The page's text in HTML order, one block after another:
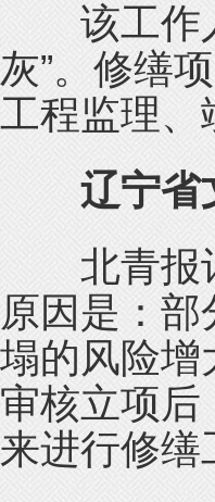
该工作人
灰”。修缮
工程监理、
辽宁省
北青报记
原因是：
塌的风险增
审核立项后
来进行修缮